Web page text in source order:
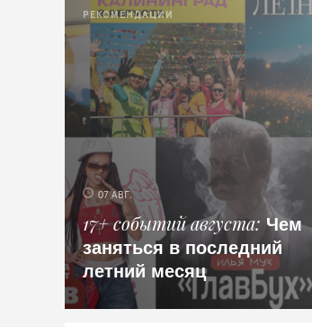
РЕКОМЕНДАЦИИ
07 АВГ.
17+ событий августа Чем
заняться в последний
летний месяц